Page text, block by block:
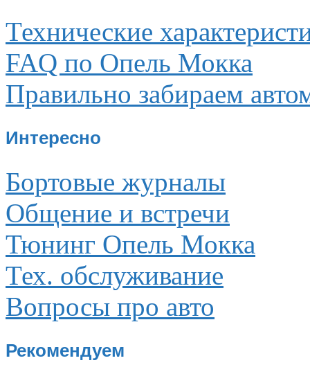
Технические
FAQ по Опель Мокка
Правильно забираем
Интересно
Бортовые журналы
Общение и встречи
Тюнинг Опель Мокка
Тех. обслуживание
Вопросы про авто
Рекомендуем